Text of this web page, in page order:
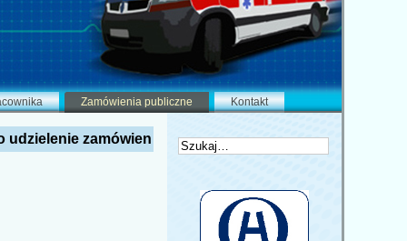
Zamówienia publiczne Kontakt
udzielenie zamówien